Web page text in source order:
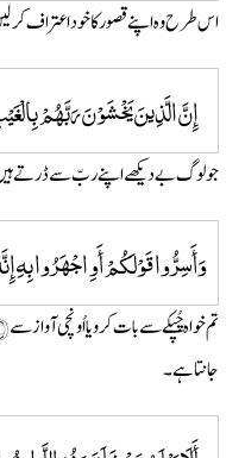
اس طرح وہ اپنے قصورکا خود اعتراف
إِنَّ الَّذِينَ يَخْشَوْنَ رَبَّهُمْ
جو لوگ بے دیکھے اپنے ربّ سے ڈرتے
وَأَسِرُّوا قَوْلَكُمْ أَوِ اجْهَرُوا بِهِ
تم خواہ چُپکے سے بات کرو یا اُونچی آواز
جانتا ہے۔